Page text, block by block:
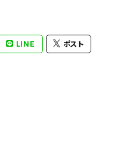
LINE ポスト